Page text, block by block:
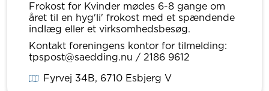
Frokost for Kvinder mødes 6-8 gange om
året til en hyg'li' frokost med et spændende
indlæg eller et virksomhedsbesøg.
Kontakt foreningens kontor for tilmelding:
tpspost@saedding.nu / 2186 9612
Fyrvej 34B, 6710Esbjerg V